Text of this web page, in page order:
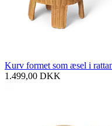
Kurv formet som æsel i
1.499,00 DKK